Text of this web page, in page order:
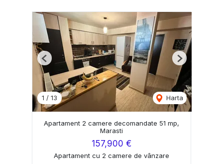
1 / 13 Harta
Previous Next
Apartament 2 camere decomandate 51 mp,
Marasti
157,900 €
Apartament cu 2 camere de vânzare